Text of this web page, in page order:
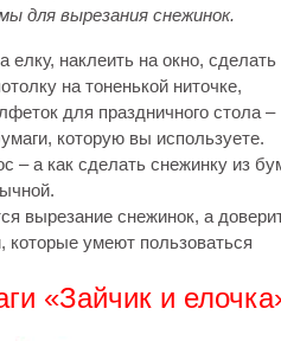
для вырезания снежинок.
наклеить на окно, сделать
на тоненькой ниточке,
для праздничного стола –
которую вы используете.
– а как сделать снежинку из
вырезание снежинок, а
умеют пользоваться
«Зайчик и